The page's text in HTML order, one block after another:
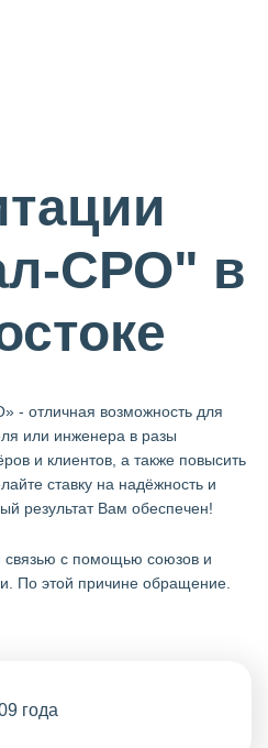
СРО" в
- отличная возможность для
или инженера в разы
и клиентов, а также повысить
ставку на надёжность и
результат Вам обеспечен!
связью с помощью союзов и
По этой причине обращение.
года